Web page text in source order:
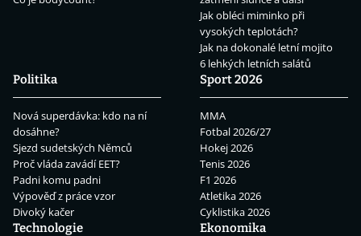
Jak obléci miminko při
vysokých teplotách?
Jak na dokonalé letní mojito
6 lehkých letních salátů
Politika
Nová superdávka: kdo na ní
dosáhne?
Sjezd sudetských Němců
Proč vláda zavádí EET?
Padni komu padni
Výpověď z práce vzor
Divoký kačer
Sport 2026
MMA
Fotbal 2026/27
Hokej 2026
Tenis 2026
F1 2026
Atletika 2026
Cyklistika 2026
Technologie
Ekonomika